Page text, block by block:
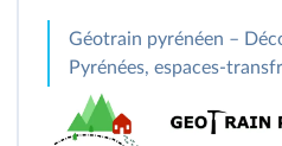
Géotrain pyrénéen –
Pyrénées,